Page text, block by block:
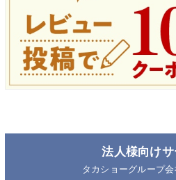
法人様向けサ
タカショーグループ